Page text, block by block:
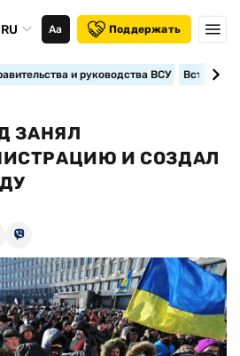
RU Аа Поддержать
и руководства ВСУ
ЗАНЯЛ
И СОЗДАЛ